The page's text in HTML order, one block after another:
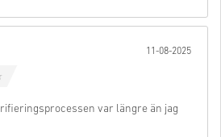
11-08-2025
var längre än jag